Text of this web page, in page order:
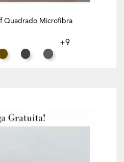
Quadrado Microfibra
Tabaco Preto Cinzento
+9